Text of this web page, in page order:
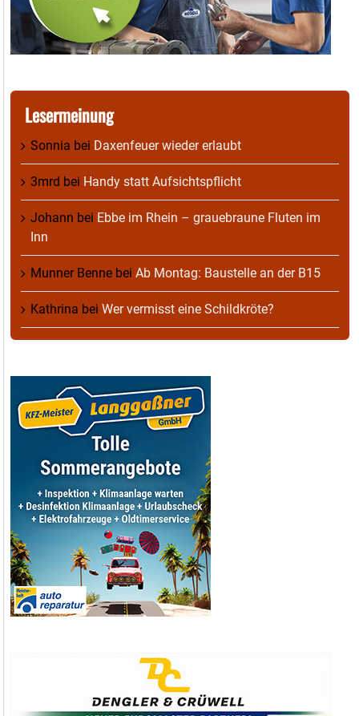
Lesermeinung
Sonnia bei Daxenfeuer wieder erlaubt
3mrd bei Handy statt Aufsichtspflicht
Johann bei Ebbe im Rhein – grauebraune Fluten im
Inn
Munner Benne bei Ab Montag: Baustelle an der B15
Kathrina bei Wer vermisst eine Schildkröte?